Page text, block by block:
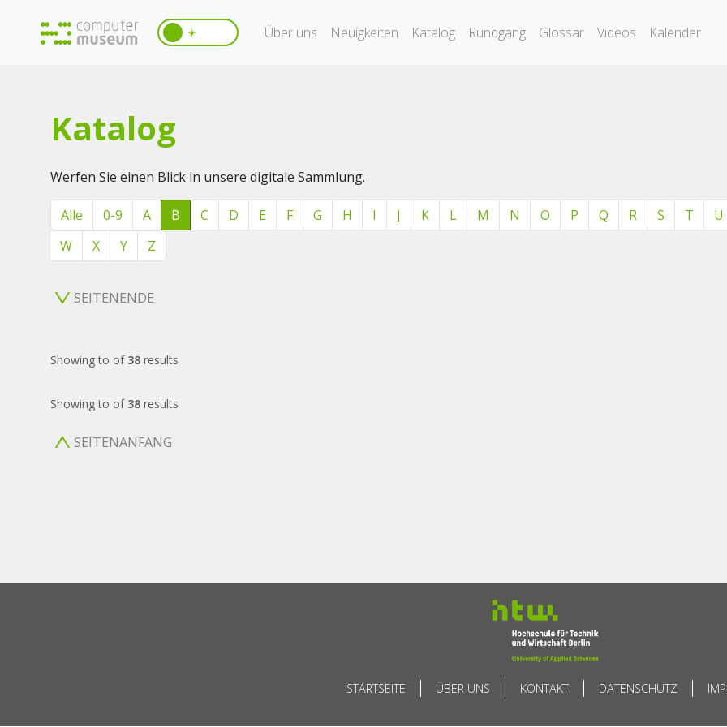
☀️ Über uns Neuigkeiten Katalog Rundgang Glossar Videos Kalender
Katalog
Werfen Sie einen Blick in unsere digitale Sammlung.
Alle 0-9 A B C D E F G H I J K L M N O P Q R S T U
W
X Y Z
SEITENENDE
Showingto of 38 results
Showingto of 38 results
SEITENANFANG
STARTSEITE ÜBER UNS KONTAKT DATENSCHUTZ